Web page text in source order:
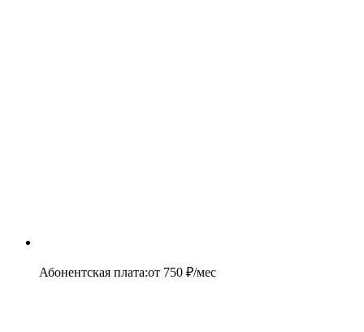
Абонентская плата:от 750 ₽/мес